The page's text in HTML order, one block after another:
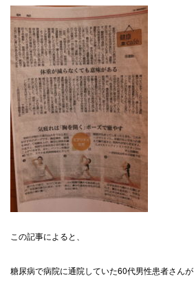
この記事によると、
糖尿病で病院に通院していた60代男性患者さんが